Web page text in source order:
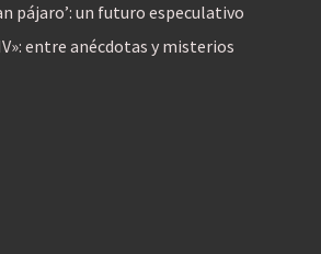
pájaro’: un futuro especulativo
entre anécdotas y misterios